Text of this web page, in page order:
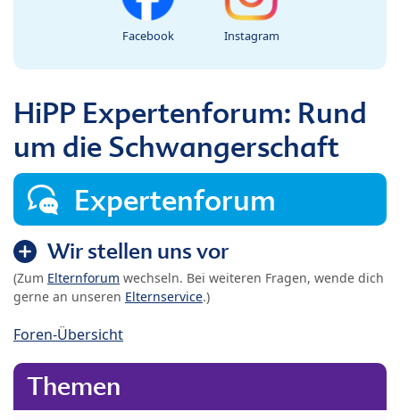
Facebook Instagram
HiPP Expertenforum: Rund
um die Schwangerschaft
Expertenforum
Wir stellen uns vor
(Zum Elternforum wechseln. Bei weiteren Fragen, wende dich
gerne an unseren Elternservice.)
Foren-Übersicht
Themen